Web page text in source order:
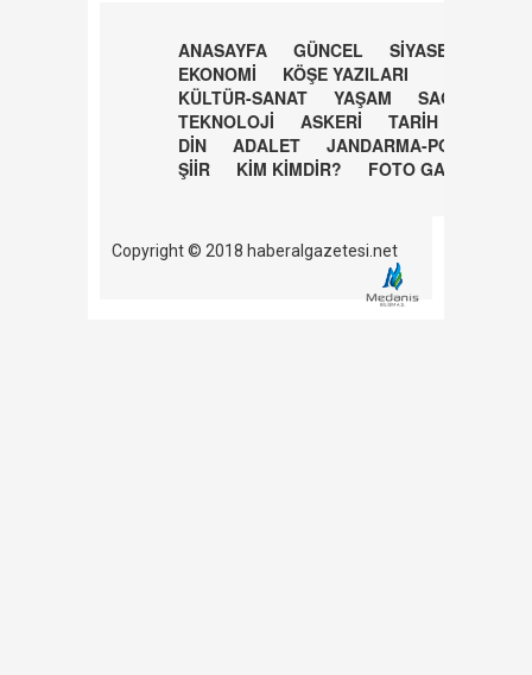
ANASAYFA GÜNCEL
SİYASET
EKONOMİ
KÖŞE YAZILARI
KÜLTÜR-SANAT
YAŞAM
SAĞLIK
TEKNOLOJİ
ASKERİ
TARİH
DİN
ADALET
JANDARMA-POLİS
ŞİİR
KİM KİMDİR? FOTO GALERİ
Copyright © 2018 haberalgazetesi.net